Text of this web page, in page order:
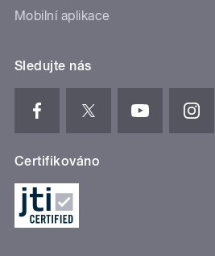
Mobilní aplikace
Sledujte nás
Certifikováno